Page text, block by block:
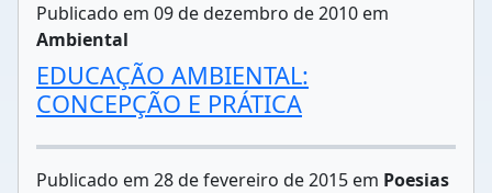
Publicado em 09 de dezembro de 2010 em
Ambiental
EDUCAÇÃO AMBIENTAL:
CONCEPÇÃO E PRÁTICA
Publicado em 28 de fevereiro de 2015 em Poesias